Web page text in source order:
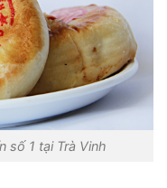
số 1 tại Trà Vinh